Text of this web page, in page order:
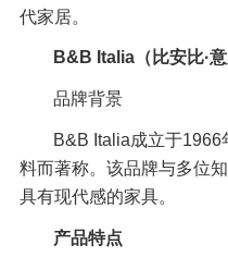
代家居。
B&B Italia（比安比·意
品牌背景
B&B Italia成立于
料而著称。该品牌与多位
具有现代感的家具。
产品特点